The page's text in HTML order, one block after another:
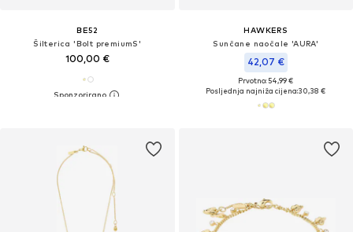
BE52
Šilterica 'Bolt premiumS'
100,00 €
HAWKERS
Sunčane naočale 'AURA'
42,07 €
Prvotno: 54,99 €
Posljednja najniža cijena:30,38 €